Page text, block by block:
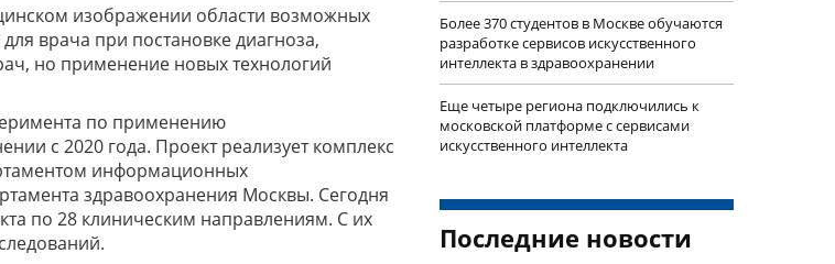
изображении области возможных
врача при постановке диагноза,
но применение новых технологий
по применению
с 2020 года. Проект реализует комплекс
информационных
здравоохранения Москвы. Сегодня
по 28 клиническим направлениям. С их
Более 370 студентов в Москве обучаются
разработке сервисов искусственного
интеллекта в здравоохранении
Еще четыре региона подключились к
московской платформе с сервисами
искусственного интеллекта
Последние новости